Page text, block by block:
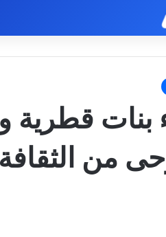
من